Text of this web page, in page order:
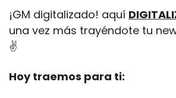
¡GM digitalizado! aquí
una vez más trayéndote tu
✌️
Hoy traemos para ti: